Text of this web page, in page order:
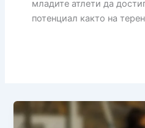
младите атлети да
потенциал както на